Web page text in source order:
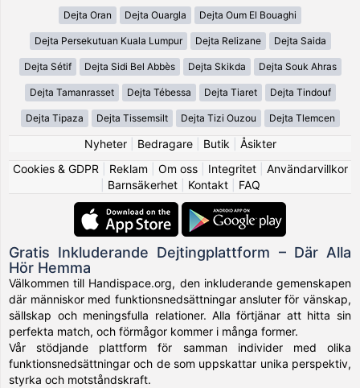
Dejta Oran Dejta Ouargla Dejta Oum El Bouaghi
Dejta Persekutuan Kuala Lumpur Dejta Relizane Dejta Saida
Dejta Sétif Dejta Sidi Bel Abbès Dejta Skikda Dejta Souk Ahras
Dejta Tamanrasset Dejta Tébessa Dejta Tiaret Dejta Tindouf
Dejta Tipaza Dejta Tissemsilt Dejta Tizi Ouzou Dejta Tlemcen
Nyheter| Bedragare| Butik
Åsikter
Cookies & GDPR
Reklam Om oss| Integritet| Användarvillkor
Barnsäkerhet| Kontakt| FAQ
Gratis Inkluderande Dejtingplattform – Där Alla
Hör Hemma
Välkommen till Handispace.org, den inkluderande gemenskapen
där människor med funktionsnedsättningar ansluter för vänskap,
sällskap och meningsfulla relationer. Alla förtjänar att hitta sin
perfekta match, och förmågor kommer i många former.
Vår stödjande plattform för samman individer med olika
funktionsnedsättningar och de som uppskattar unika perspektiv,
styrka och motståndskraft.